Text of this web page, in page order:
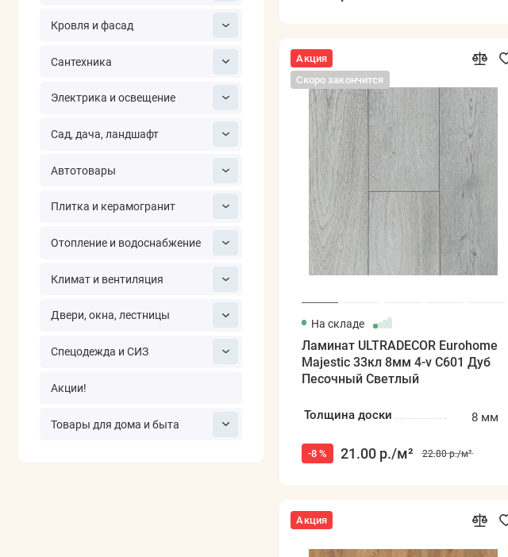
Кровля и фасад
Сантехника
Электрика и освещение
Сад, дача, ландшафт
Автотовары
Плитка и керамогранит
Отопление и водоснабжение
Климат и вентиляция
Двери, окна, лестницы
Спецодежда и СИЗ
Акции!
Товары для дома и быта
Акция
Скоро закончится
На складе
Ламинат ULTRADECOR Eurohome
Majestic 33кл 8мм 4-v C601 Дуб
Песочный Светлый
Толщина доски 8 мм
-8 % 21.00 р./м² 22.80 р./м²
Акция